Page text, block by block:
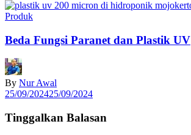
Produk
Beda Fungsi Paranet dan Plastik UV
By Nur Awal
25/09/202425/09/2024
Tinggalkan Balasan